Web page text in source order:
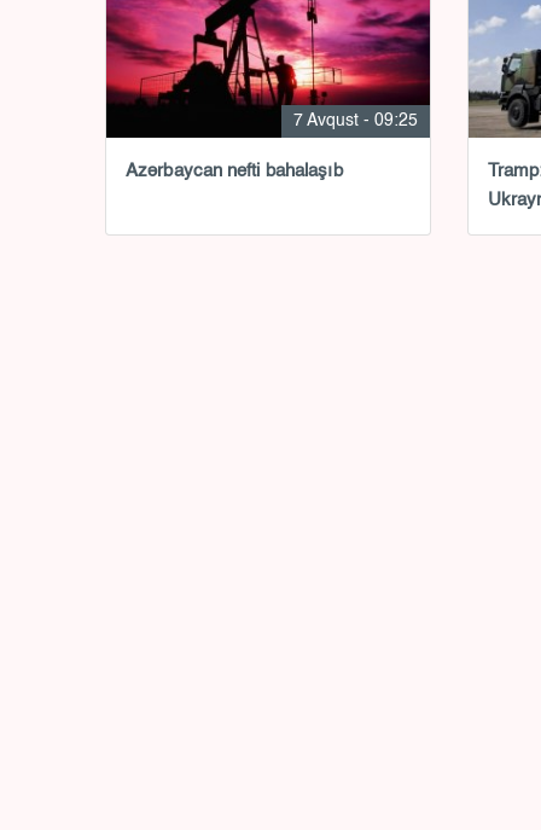
7 Avqust - 09:25
Azərbaycan nefti bahalaşıb